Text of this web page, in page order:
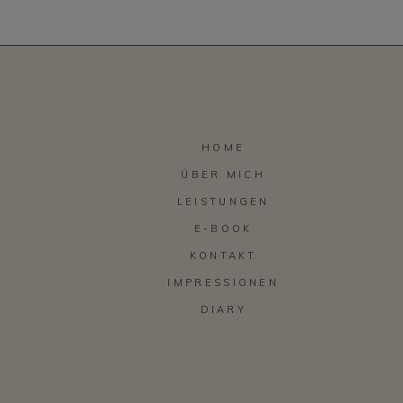
HOME
ÜBER MICH
LEISTUNGEN
E-BOOK
KONTAKT
IMPRESSIONEN
DIARY